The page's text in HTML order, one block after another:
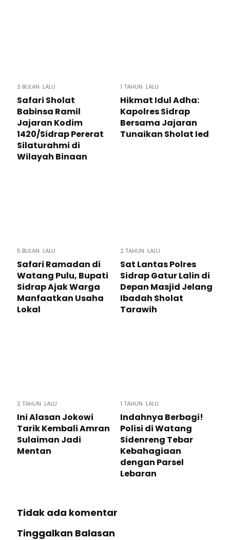
3 BULAN LALU
Safari Sholat
Babinsa Ramil
Jajaran Kodim
1420/Sidrap Pererat
Silaturahmi di
Wilayah Binaan
1 TAHUN LALU
Hikmat Idul Adha:
Kapolres Sidrap
Bersama Jajaran
Tunaikan Sholat Ied
5 BULAN LALU
Safari Ramadan di
Watang Pulu, Bupati
Sidrap Ajak Warga
Manfaatkan Usaha
Lokal
2 TAHUN LALU
Sat Lantas Polres
Sidrap Gatur Lalin di
Depan Masjid Jelang
Ibadah Sholat
Tarawih
2 TAHUN LALU
Ini Alasan Jokowi
Tarik Kembali Amran
Sulaiman Jadi
Mentan
1 TAHUN LALU
Indahnya Berbagi!
Polisi di Watang
Sidenreng Tebar
Kebahagiaan
dengan Parsel
Lebaran
Tidak ada komentar
Tinggalkan Balasan